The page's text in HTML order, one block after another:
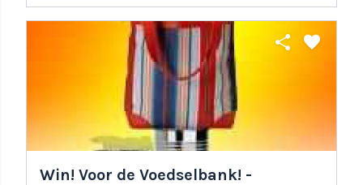
share favorite
Win! Voor de Voedselbank! -